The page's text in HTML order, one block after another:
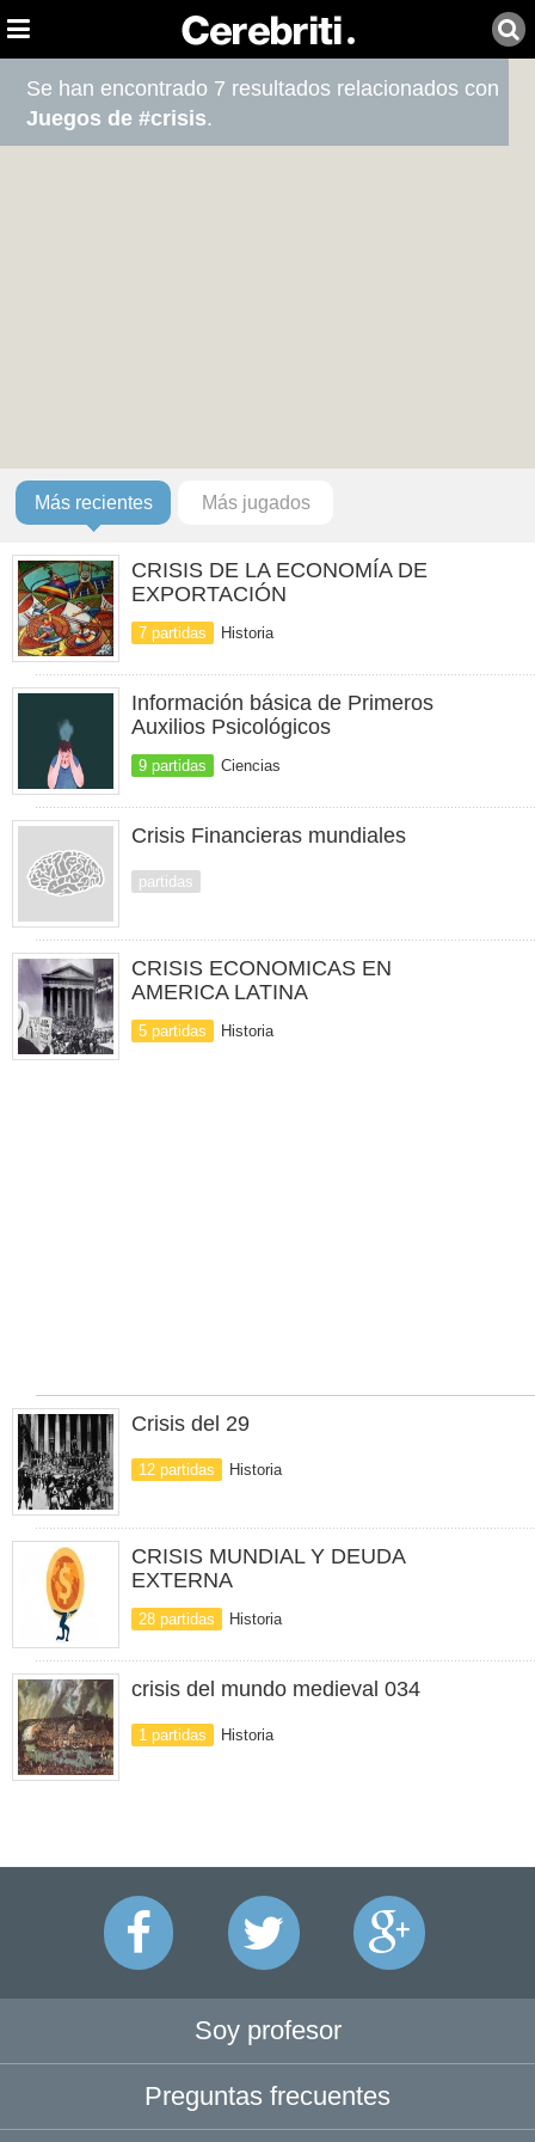
Se han encontrado 7 resultados relacionados con
Juegos de #crisis.
Más recientes Más jugados
CRISIS DE LA ECONOMÍA DE
EXPORTACIÓN
7 partidas Historia
Información básica de Primeros
Auxilios Psicológicos
9 partidas Ciencias
Crisis Financieras mundiales
partidas
CRISIS ECONOMICAS EN
AMERICA LATINA
5 partidas Historia
Crisis del 29
12 partidas Historia
CRISIS MUNDIAL Y DEUDA
EXTERNA
28 partidas Historia
crisis del mundo medieval 034
1 partidas Historia
Soy profesor
Preguntas frecuentes